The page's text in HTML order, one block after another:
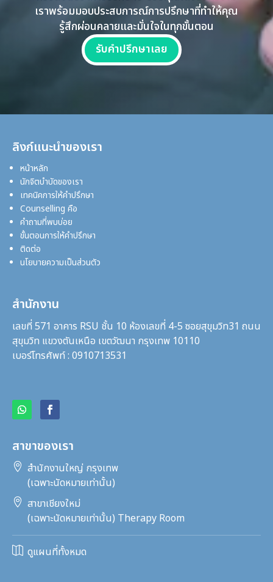
เราพร้อมมอบประสบการณ์การปรึกษาที่ทำให้คุณ
รู้สึกผ่อนคลายและมั่นใจในทุกขั้นตอน
รับคำปรึกษาเลย
ลิงก์แนะนำของเรา
หน้าหลัก
นักจิตบำบัดของเรา
เทคนิคการให้คำปรึกษา
Counselling คือ
คำถามที่พบบ่อย
ขั้นตอนการให้คำปรึกษา
ติดต่อ
นโยบายความเป็นส่วนตัว
สำนักงาน
เลขที่ 571 อาคาร RSU ชั้น 10 ห้องเลขที่ 4-5 ซอยสุขุมวิท31 ถนน
สุขุมวิท แขวงตันเหนือ เขตวัฒนา กรุงเทพ 10110
เบอร์โทรศัพท์ : 0910713531
สาขาของเรา
 สำนักงานใหญ่ กรุงเทพ
(เฉพาะนัดหมายเท่านั้น)
 สาขาเชียงใหม่
(เฉพาะนัดหมายเท่านั้น) Therapy Room
 ดูแผนที่ทั้งหมด